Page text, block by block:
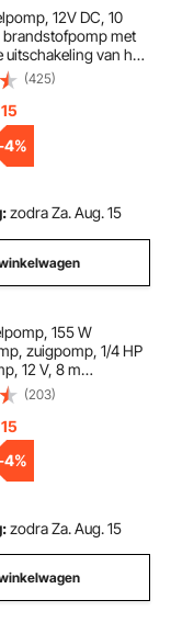
12V DC, 10
brandstofpomp met
uitschakeling van het
doorstroming, inlaat-
voor diesel,
(425)
4%
zodra Za. Aug. 15
155 W
zuigpomp, 1/4 HP
12 V, 8 m
3 m aanzuighoogte,
automatisch
4 m uitlaatslang
en
(203)
4%
zodra Za. Aug. 15